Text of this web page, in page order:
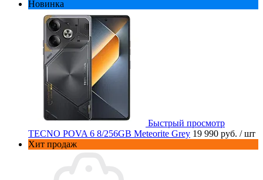
Новинка
Быстрый просмотр
TECNO POVA 6 8/256GB Meteorite Grey 19 990 руб. / шт
Хит продаж